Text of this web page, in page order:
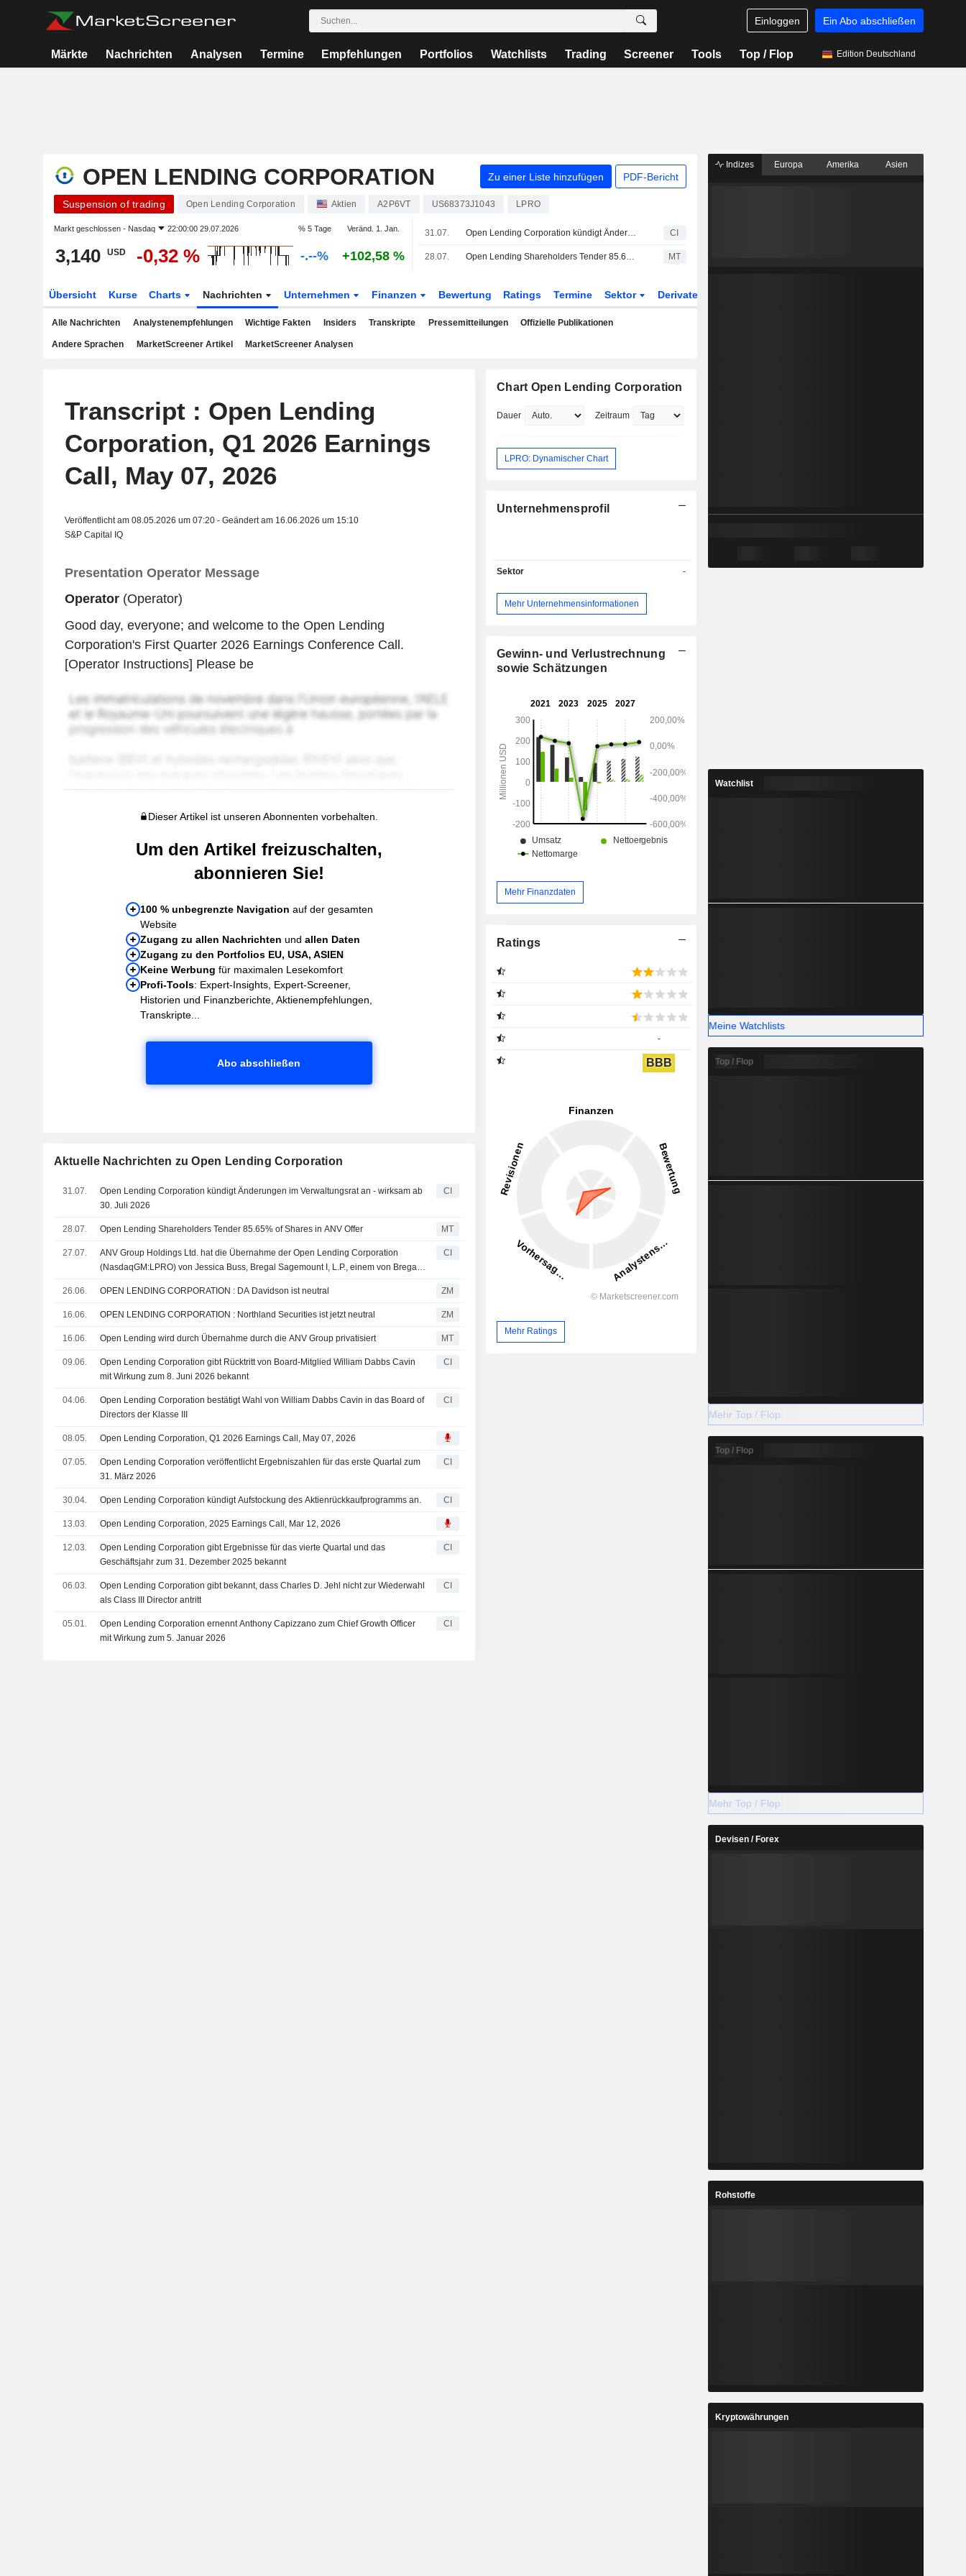
Einloggen Ein Abo abschließen
Märkte Nachrichten Analysen Termine Empfehlungen Portfolios Watchlists Trading Screener Tools Top / Flop Edition Deutschland
OPEN LENDING CORPORATION Zu einer Liste hinzufügen PDF-Bericht
Suspension of trading Open Lending Corporation Aktien A2P6VT US68373J1043 LPRO
Markt geschlossen - Nasdaq 22:00:00 29.07.2026 % 5 Tage Veränd. 1. Jan.
3,140 USD -0,32 % -.--% +102,58 %
31.07. Open Lending Corporation kündigt Änderungen im Verwaltungsrat an - wirksam ab 30. Juli 2026 CI
28.07. Open Lending Shareholders Tender 85.65% of Shares in ANV Offer MT
Übersicht Kurse Charts Nachrichten Unternehmen Finanzen Bewertung Ratings Termine Sektor Derivate
Alle Nachrichten Analystenempfehlungen Wichtige Fakten Insiders Transkripte Pressemitteilungen Offizielle Publikationen
Andere Sprachen MarketScreener Artikel MarketScreener Analysen
Transcript : Open Lending
Corporation, Q1 2026 Earnings
Call, May 07, 2026
Veröffentlicht am 08.05.2026 um 07:20 - Geändert am 16.06.2026 um 15:10
S&P Capital IQ
Presentation Operator Message
Operator(Operator)
Good day, everyone; and welcome to the Open Lending
Corporation's First Quarter 2026 Earnings Conference Call.
[Operator Instructions] Please be
Dieser Artikel ist unseren Abonnenten vorbehalten.
Um den Artikel freizuschalten,
abonnieren Sie!
100 % unbegrenzte Navigation auf der gesamten
Website
Zugang zu allen Nachrichten undallen Daten
Zugang zu den Portfolios EU, USA, ASIEN
Keine Werbung für maximalen Lesekomfort
Profi-Tools: Expert-Insights, Expert-Screener,
Historien und Finanzberichte, Aktienempfehlungen,
Transkripte...
Abo abschließen
Aktuelle Nachrichten zu Open Lending Corporation
31.07.
Open Lending Corporation kündigt Änderungen im Verwaltungsrat an - wirksam ab
30. Juli 2026
CI
28.07. Open Lending Shareholders Tender 85.65% of Shares in ANV Offer MT
27.07.
ANV Group Holdings Ltd. hat die Übernahme der Open Lending Corporation
(NasdaqGM:LPRO) von Jessica Buss, Bregal Sagemount I, L.P., einem von Bregal
CI
26.06. OPEN LENDING CORPORATION : DA Davidson ist neutral ZM
16.06. OPEN LENDING CORPORATION : Northland Securities ist jetzt neutral ZM
16.06. Open Lending wird durch Übernahme durch die ANV Group privatisiert MT
09.06.
Open Lending Corporation gibt Rücktritt von Board-Mitglied William Dabbs Cavin
mit Wirkung zum 8. Juni 2026 bekannt
CI
04.06.
Open Lending Corporation bestätigt Wahl von William Dabbs Cavin in das Board of
Directors der Klasse III
CI
08.05. Open Lending Corporation, Q1 2026 Earnings Call, May 07, 2026
07.05.
Open Lending Corporation veröffentlicht Ergebniszahlen für das erste Quartal zum
31. März 2026
CI
30.04. Open Lending Corporation kündigt Aufstockung des Aktienrückkaufprogramms an. CI
13.03. Open Lending Corporation, 2025 Earnings Call, Mar 12, 2026
12.03.
Open Lending Corporation gibt Ergebnisse für das vierte Quartal und das
Geschäftsjahr zum 31. Dezember 2025 bekannt
CI
06.03.
Open Lending Corporation gibt bekannt, dass Charles D. Jehl nicht zur Wiederwahl
als Class III Director antritt
CI
05.01.
Open Lending Corporation ernennt Anthony Capizzano zum Chief Growth Officer
mit Wirkung zum 5. Januar 2026
CI
Chart Open Lending Corporation
Dauer Zeitraum
LPRO: Dynamischer Chart
Unternehmensprofil
Sektor -
Mehr Unternehmensinformationen
Gewinn- und Verlustrechnung
sowie Schätzungen
Mehr Finanzdaten
Ratings
-
BBB
Mehr Ratings
Indizes Europa Amerika Asien
Watchlist
Meine Watchlists
Top / Flop
Mehr Top / Flop
Top / Flop
Mehr Top / Flop
Devisen / Forex
Rohstoffe
Kryptowährungen